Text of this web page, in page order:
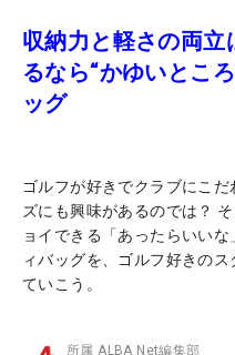
収納力と軽さの両立
るなら“かゆいとこ
ッグ
ゴルフが好きでクラブにこ
ズにも興味があるのでは？
ョイできる「あったらいい
ィバッグを、ゴルフ好きの
ていこう。
所属ALBA Net編集部